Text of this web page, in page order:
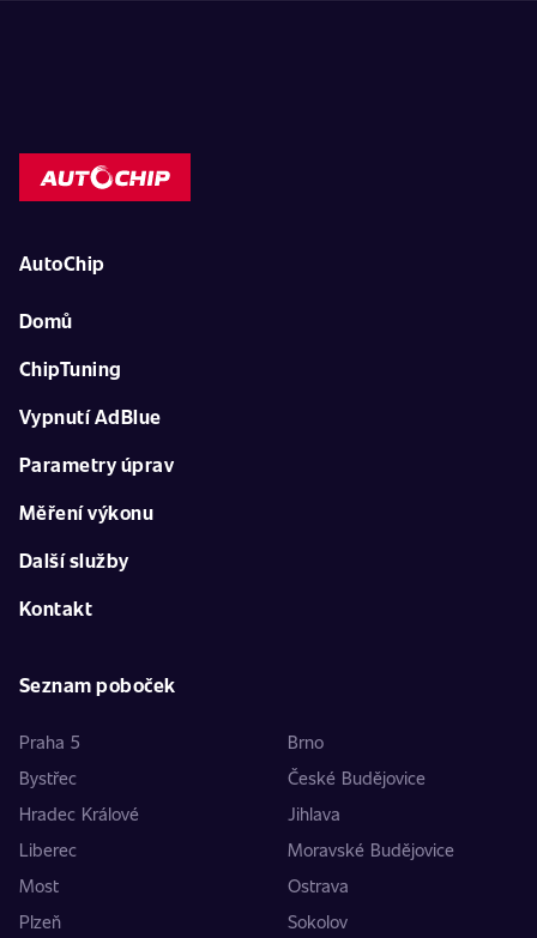
AutoChip
Domů
ChipTuning
Vypnutí AdBlue
Parametry úprav
Měření výkonu
Další služby
Kontakt
Seznam poboček
Praha 5
Brno
Bystřec
České Budějovice
Hradec Králové
Jihlava
Liberec
Moravské Budějovice
Most
Ostrava
Plzeň
Sokolov